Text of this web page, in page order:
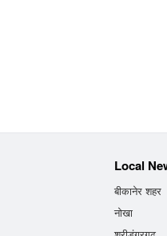
Local
बीकानेर शहर
नोखा